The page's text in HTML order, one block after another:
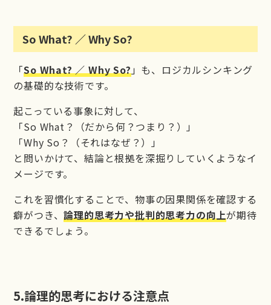
So What? ／ Why So?
「So What? ／ Why So? 」も、ロジカルシンキング
の基礎的な技術です。
起こっている事象に対して、
「So What？（だから何？つまり？）」
「Why So？（それはなぜ？）」
と問いかけて、結論と根拠を深掘りしていくようなイ
メージです。
これを習慣化することで、物事の因果関係を確認する
癖がつき、論理的思考力や批判的思考力の向上が期待
できるでしょう。
5.論理的思考における注意点